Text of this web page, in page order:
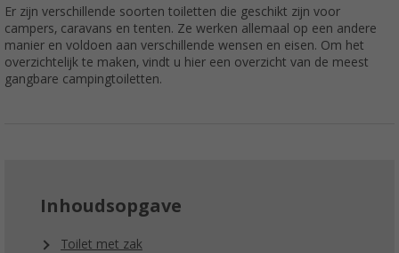
Er zijn verschillende soorten toiletten die geschikt zijn voor
campers, caravans en tenten. Ze werken allemaal op een andere
manier en voldoen aan verschillende wensen en eisen. Om het
overzichtelijk te maken, vindt u hier een overzicht van de meest
gangbare campingtoiletten.
Inhoudsopgave
Toilet met zak